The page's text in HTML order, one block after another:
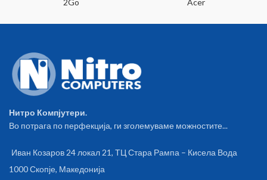
Нитро Компјутери.
Во потрага по перфекција, ги зголемуваме можностите...
Иван Козаров 24 локал 21, ТЦ Стара Рампа – Кисела Вода
1000 Скопје, Македонија